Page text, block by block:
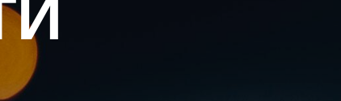
выкройкам
арт-терапия